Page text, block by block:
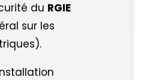
du RGIE
sur les